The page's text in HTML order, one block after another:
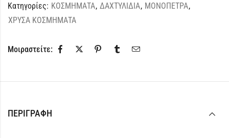
Κατηγορίες: ΚΟΣΜΗΜΑΤΑ, ΔΑΧΤΥΛΙΔΙΑ, ΜΟΝΟΠΕΤΡΑ,
ΧΡΥΣΑ ΚΟΣΜΗΜΑΤΑ
Μοιραστείτε:
ΠΕΡΙΓΡΑΦΉ